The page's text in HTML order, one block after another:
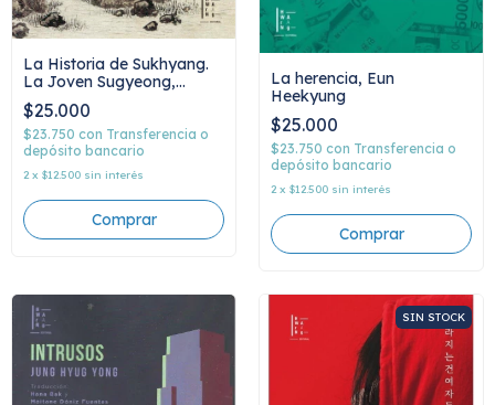
La Historia de Sukhyang.
La Joven Sugyeong,
anónimo
$25.000
$23.750 con Transferencia o
depósito bancario
2 x $12.500 sin interés
La herencia, Eun
Heekyung
$25.000
$23.750 con Transferencia o
depósito bancario
2 x $12.500 sin interés
SIN STOCK